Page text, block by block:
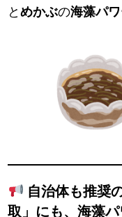
とめかぶの海藻パ
自治体も推奨
取」にも、海藻パ